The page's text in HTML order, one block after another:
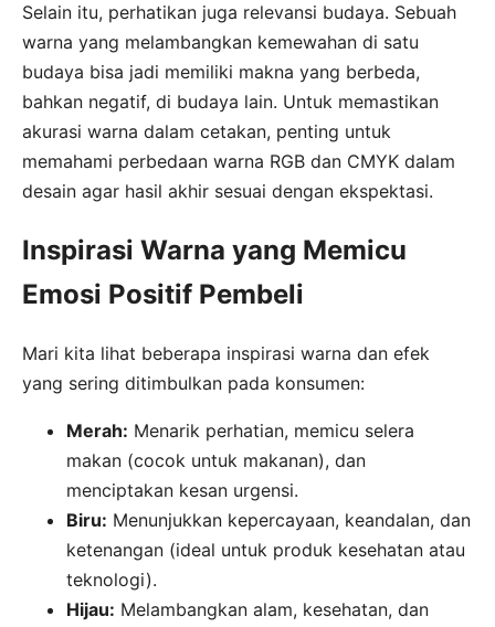
Selain itu, perhatikan juga relevansi budaya. Sebuah
warna yang melambangkan kemewahan di satu
budaya bisa jadi memiliki makna yang berbeda,
bahkan negatif, di budaya lain. Untuk memastikan
akurasi warna dalam cetakan, penting untuk
memahami perbedaan warna RGB dan CMYK dalam
desain agar hasil akhir sesuai dengan ekspektasi.
Inspirasi Warna yang Memicu
Emosi Positif Pembeli
Mari kita lihat beberapa inspirasi warna dan efek
yang sering ditimbulkan pada konsumen:
Merah: Menarik perhatian, memicu selera
makan (cocok untuk makanan), dan
menciptakan kesan urgensi.
Biru: Menunjukkan kepercayaan, keandalan, dan
ketenangan (ideal untuk produk kesehatan atau
teknologi).
Hijau: Melambangkan alam, kesehatan, dan